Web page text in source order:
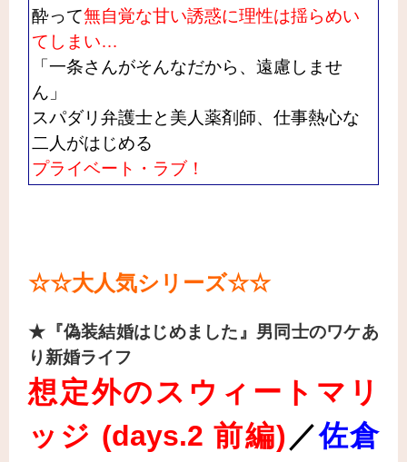
酔って無自覚な甘い誘惑に理性は揺らめい
てしまい…
「一条さんがそんなだから、遠慮しませ
ん」
スパダリ弁護士と美人薬剤師、仕事熱心な
二人がはじめる
プライベート・ラブ！
☆☆大人気シリーズ☆☆
★『偽装結婚はじめました』男同士のワケあ
り新婚ライフ
想定外のスウィートマリ
ッジ (days.2 前編) ／佐倉